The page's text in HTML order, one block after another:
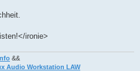
ironie>
&&
Audio Workstation LAW